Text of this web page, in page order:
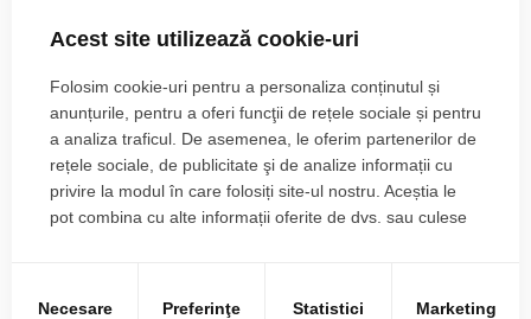
• Mobilat: complet;
internet, fibra optica;
• Izolatii: exterior, bloc izolat termic;
• Contorizare: apometre, contor gaz, contor curent electric;
• Caracteristici bloc: interfon, acoperis.
Apartamentul se vinde mobilat si utilat cu:aragaz, masina de
Incalzirea se realizeaza prin centrala proprie, calorifere
Gresie
Finisat
PVC
Metal
Celulare
Debara
Mobilata
Utilata
Apometre
Contor gaz
Broker Imobiliar
0785.822.822
Ati vizualizat anuntul: Apartament 2 camere decomandat 45
Acest site utilizează cookie-uri
Folosim cookie-uri pentru a personaliza conținutul și
anunțurile, pentru a oferi funcţii de rețele sociale și pentru
a analiza traficul. De asemenea, le oferim partenerilor de
rețele sociale, de publicitate şi de analize informații cu
privire la modul în care folosiți site-ul nostru. Aceștia le
pot combina cu alte informații oferite de dvs. sau culese
Necesare Preferinţe Statistici Marketing